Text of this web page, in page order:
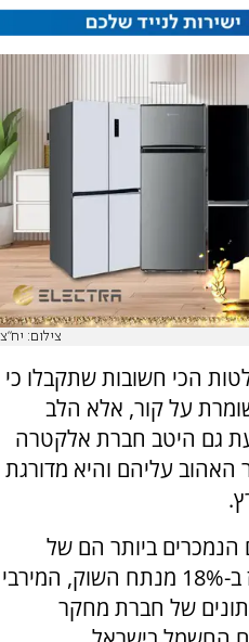
צילום: יח"צ
הכי חשובות שתקבלו כי
על קור, אלא הלב
גם היטב חברת אלקטרה
עליהם והיא מדורגת
ביותר הם של
אלקטרה והיא המותג שאוחז ב-18% מנתח השוק, המירבי
של חברת מחקר